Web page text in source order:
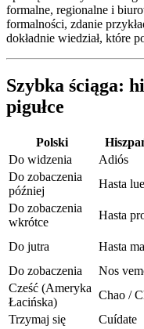
formalne, regionalne i
formalności, zdanie
dokładnie wiedział, które
Szybka ściąga:
pigułce
Polski
Do widzenia
Adiós
Do zobaczenia
później
Hasta
Do zobaczenia
wkrótce
Hasta
Do jutra Hasta
Do zobaczenia
Nos
Cześć (Ameryka
Łacińska)
Chao /
Trzymaj się
Cuídate